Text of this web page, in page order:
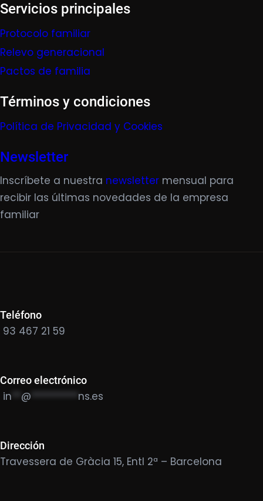
Servicios principales
Protocolo familiar
Relevo generacional
Pactos de familia
Términos y condiciones
Política de Privacidad y Cookies
Newsletter
Inscríbete a nuestra newsletter mensual para
recibir las últimas novedades de la empresa
familiar
Teléfono
93 467 21 59
Correo electrónico
in @ ********** ns.es
Dirección
Travessera de Gràcia 15, Entl 2ª – Barcelona